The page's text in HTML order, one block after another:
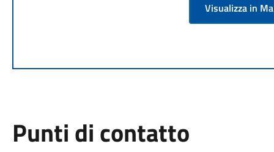
Visualizza in
Punti di contatto